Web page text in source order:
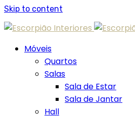
Skip to content
Móveis
Quartos
Salas
Sala de Estar
Sala de Jantar
Hall